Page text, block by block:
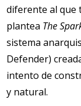
diferente al que
plantea The
sistema
Defender)
intento de
y natural.